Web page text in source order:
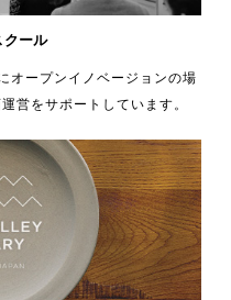
クール
オープンイノベージョンの場
営をサポートしています。